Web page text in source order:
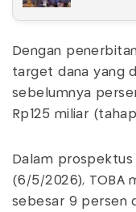
Dengan
target dana yang
sebelumnya
Rp125 miliar
Dalam
(6/5/2026), TOBA
sebesar 9 persen